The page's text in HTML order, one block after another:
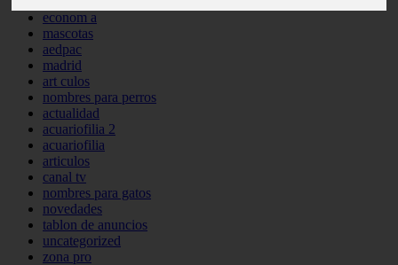
econom a
mascotas
aedpac
madrid
art culos
nombres para perros
actualidad
acuariofilia 2
acuariofilia
articulos
canal tv
nombres para gatos
novedades
tablon de anuncios
uncategorized
zona pro